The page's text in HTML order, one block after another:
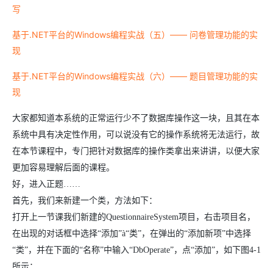
写
基于.NET平台的Windows编程实战（五）—— 问卷管理功能的实
现
基于.NET平台的Windows编程实战（六）—— 题目管理功能的实
现
大家都知道本系统的正常运行少不了数据库操作这一块，且其在本
系统中具有决定性作用，可以说没有它的操作系统将无法运行，故
在本节课程中，专门把针对数据库的操作类拿出来讲讲，以便大家
更加容易理解后面的课程。
好，进入正题……
首先，我们来新建一个类，方法如下：
打开上一节课我们新建的QuestionnaireSystem项目，右击项目名，
在出现的对话框中选择“添加”à“类”，在弹出的“添加新项”中选择
“类”，并在下面的“名称”中输入“DbOperate”，点“添加”，如下图4-1